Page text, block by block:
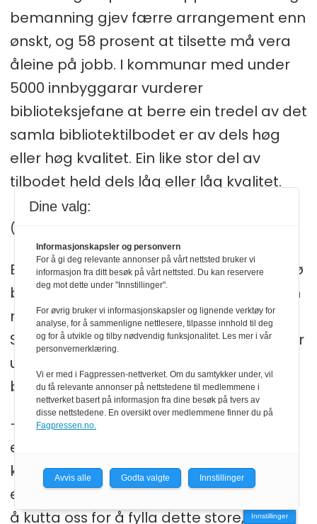
bemanning gjev færre arrangement enn
ønskt, og 58 prosent at tilsette må vera
åleine på jobb. I kommunar med under
5000 innbyggarar vurderer
biblioteksjefane at berre ein tredel av det
samla bibliotektilbodet er av dels høg
eller høg kvalitet. Ein like stor del av
tilbodet held dels låg eller låg kvalitet.
Oppfyller lova
Elin Anita Olsrud og dei andre på Kragerø
bibliotek fortel den same forteljinga som
rapporten frå Innlandet fylkesbibliotek:
Stadig færre tilsette har gjort stadig meir
utan å overskrida stadig strammare
budsjett.
– Vi i kultur har halde rammene kvart
einaste år. Sidan det ikkje er lovpålagt
kva innhald biblioteket skal ha, blir det
enkelt, føler vi ofte, for administrasjonen
å kutta oss for å fylla dette store, svarte
Innstillinger
Dine valg:
Informasjonskapsler og personvern
For å gi deg relevante annonser på vårt nettsted bruker vi
informasjon fra ditt besøk på vårt nettsted. Du kan reservere
deg mot dette under "Innstillinger".
For øvrig bruker vi informasjonskapsler og lignende verktøy for
analyse, for å sammenligne nettlesere, tilpasse innhold til deg
og for å utvikle og tilby nødvendig funksjonalitet. Les mer i vår
personvernerklæring.
Vi er med i Fagpressen-nettverket. Om du samtykker under, vil
du få relevante annonser på nettstedene til medlemmene i
nettverket basert på informasjon fra dine besøk på tvers av
disse nettstedene. En oversikt over medlemmene finner du på
Fagpressen.no.
Avvis alle Godta valgte Innstillinger